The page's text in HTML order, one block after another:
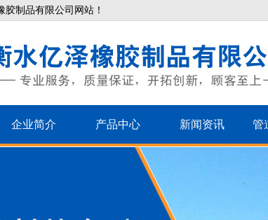
制品有限公司网站！
企业简介 产品中心 新闻资讯 管
E40、60、80型桥梁伸缩缝